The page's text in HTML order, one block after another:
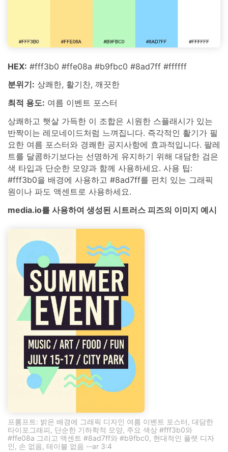
HEX: #fff3b0 #ffe08a #b9fbc0 #8ad7ff #ffffff
분위기: 상쾌한, 활기찬, 깨끗한
최적 용도: 여름 이벤트 포스터
상쾌하고 햇살 가득한 이 조합은 시원한 스플래시가 있는
반짝이는 레모네이드처럼 느껴집니다. 즉각적인 활기가 필
요한 여름 포스터와 경쾌한 공지사항에 효과적입니다. 팔레
트를 달콤하기보다는 선명하게 유지하기 위해 대담한 검은
색 타입과 단순한 모양과 함께 사용하세요. 사용 팁:
#fff3b0을 배경에 사용하고 #8ad7ff를 펀치 있는 그래픽
원이나 파도 액센트로 사용하세요.
media.io를 사용하여 생성된 시트러스 피즈의 이미지 예시
프롬프트: 밝은 배경에 그래픽 디자인 여름 이벤트 포스터, 대담한
타이포그래피, 단순한 기하학적 모양, 주요 색상 #fff3b0와
#ffe08a 그리고 액센트 #8ad7ff와 #b9fbc0, 현대적인 플랫 디자
인, 손 없음, 테이블 없음 --ar 3:4